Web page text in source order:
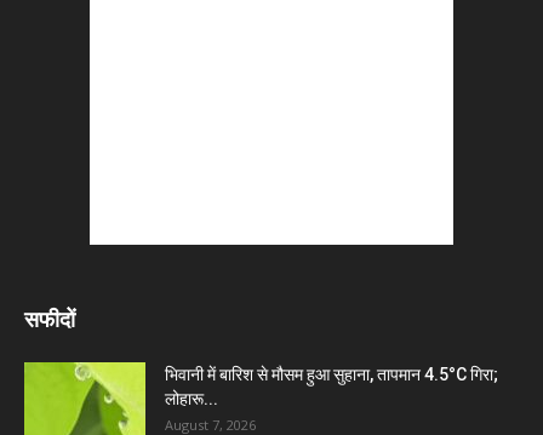
सफीदों
भिवानी में बारिश से मौसम हुआ सुहाना, तापमान 4.5°C गिरा;
लोहारू...
August 7, 2026